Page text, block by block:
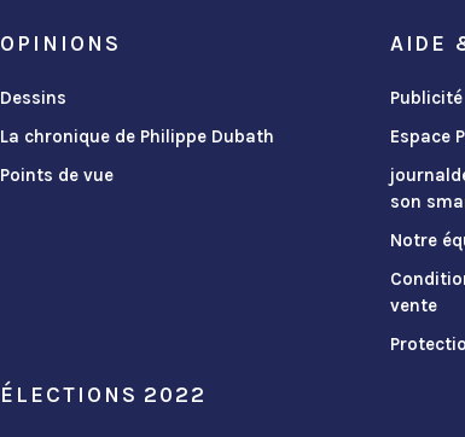
OPINIONS
Dessins
La chronique de Philippe Dubath
Points de vue
ÉLECTIONS 2022
AIDE
Publicité
Espace
son
Notre
vente